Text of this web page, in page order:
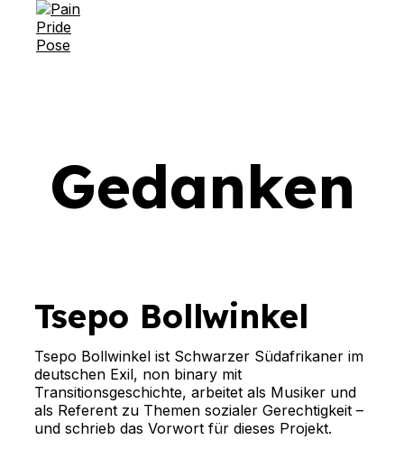
Gedanken
Tsepo Bollwinkel
Tsepo Bollwinkel ist Schwarzer Südafrikaner im
deutschen Exil, non binary mit
Transitionsgeschichte, arbeitet als Musiker und
als Referent zu Themen sozialer Gerechtigkeit –
und schrieb das Vorwort für dieses Projekt.